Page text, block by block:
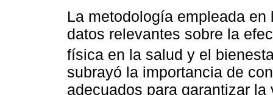
La metodología empleada
datos relevantes sobre la
física en la salud y el
subrayó la importancia de
adecuados para garantizar